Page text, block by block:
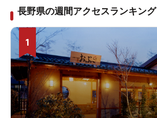
長野県の週間アクセスランキング
1